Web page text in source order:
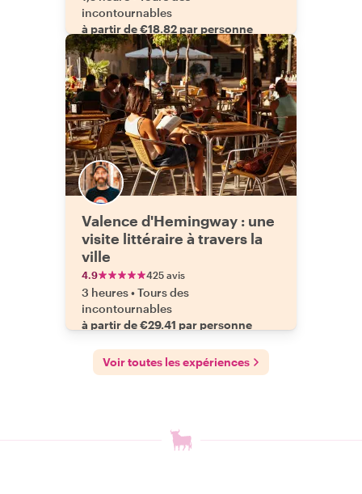
incontournables
à partir de €18.82 par personne
Valence d'Hemingway : une
visite littéraire à travers la
ville
4.9 425 avis
3 heures•Tours des
incontournables
à partir de €29.41 par personne
Voir toutes les expériences